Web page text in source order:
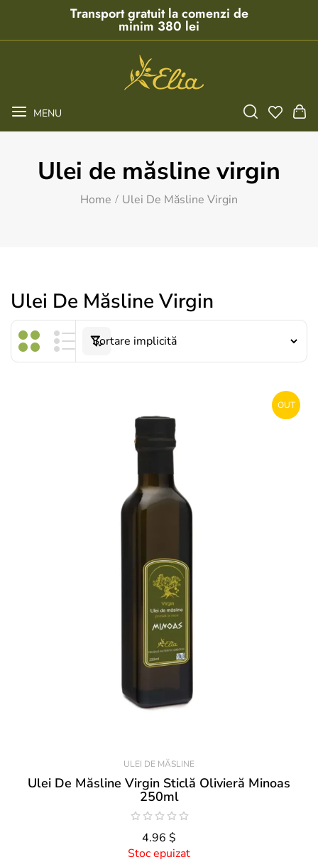
Transport gratuit la comenzi de
minim 380 lei
MENU
Ulei de măsline virgin
Home Ulei De Măsline Virgin
Ulei De Măsline Virgin
OUT
ULEI DE MĂSLINE
Ulei De Măsline Virgin Sticlă Olivieră Minoas
250ml
4.96 $
Stoc epuizat